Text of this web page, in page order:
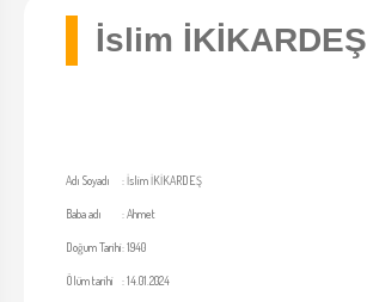
İslim İKİKARDEŞ
Adı Soyadı :İslim İKİKARDEŞ
Baba adı :Ahmet
Doğum Tarihi:1940
Ölüm tarihi :14.01.2024